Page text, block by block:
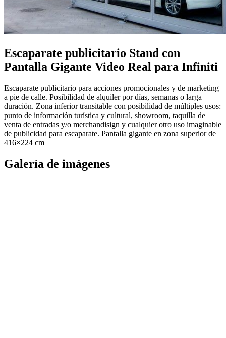
Escaparate publicitario Stand con
Pantalla Gigante Video Real para Infiniti
Escaparate publicitario para acciones promocionales y de marketing
a pie de calle. Posibilidad de alquiler por días, semanas o larga
duración. Zona inferior transitable con posibilidad de múltiples usos:
punto de información turística y cultural, showroom, taquilla de
venta de entradas y/o merchandisign y cualquier otro uso imaginable
de publicidad para escaparate. Pantalla gigante en zona superior de
416×224 cm
Galería de imágenes